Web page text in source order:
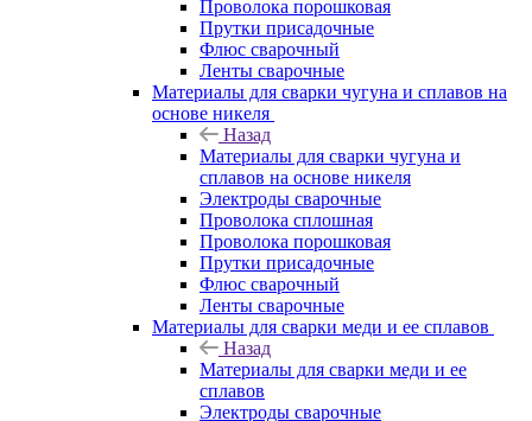
Проволока порошковая
Прутки присадочные
Флюс сварочный
Ленты сварочные
Материалы для сварки чугуна и сплавов на
основе никеля
Назад
Материалы для сварки чугуна и
сплавов на основе никеля
Электроды сварочные
Проволока сплошная
Проволока порошковая
Прутки присадочные
Флюс сварочный
Ленты сварочные
Материалы для сварки меди и ее сплавов
Назад
Материалы для сварки меди и ее
сплавов
Электроды сварочные